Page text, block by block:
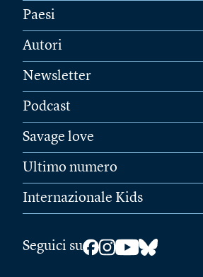
Paesi
Autori
Newsletter
Podcast
Savage love
Ultimo numero
Internazionale Kids
Seguici su